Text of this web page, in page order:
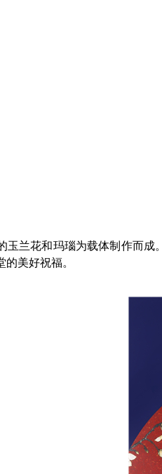
玉兰花和玛瑙为载体制作而
美好祝福。